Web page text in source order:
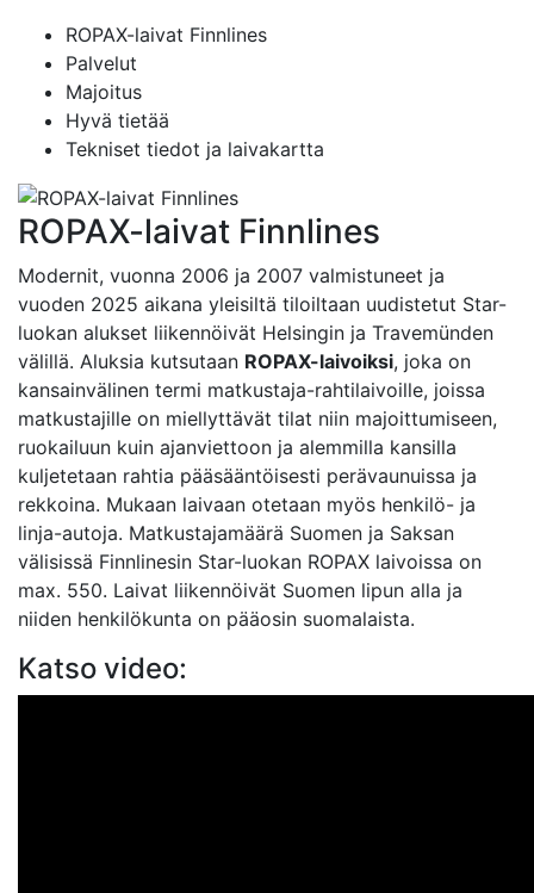
ROPAX-laivat Finnlines
Palvelut
Majoitus
Hyvä tietää
Tekniset tiedot ja laivakartta
ROPAX-laivat Finnlines
Modernit, vuonna 2006 ja 2007 valmistuneet ja
vuoden 2025 aikana yleisiltä tiloiltaan uudistetut Star-
luokan alukset liikennöivät Helsingin ja Travemünden
välillä. Aluksia kutsutaan ROPAX-laivoiksi, joka on
kansainvälinen termi matkustaja-rahtilaivoille, joissa
matkustajille on miellyttävät tilat niin majoittumiseen,
ruokailuun kuin ajanviettoon ja alemmilla kansilla
kuljetetaan rahtia pääsääntöisesti perävaunuissa ja
rekkoina. Mukaan laivaan otetaan myös henkilö- ja
linja-autoja. Matkustajamäärä Suomen ja Saksan
välisissä Finnlinesin Star-luokan ROPAX laivoissa on
max. 550. Laivat liikennöivät Suomen lipun alla ja
niiden henkilökunta on pääosin suomalaista.
Katso video: